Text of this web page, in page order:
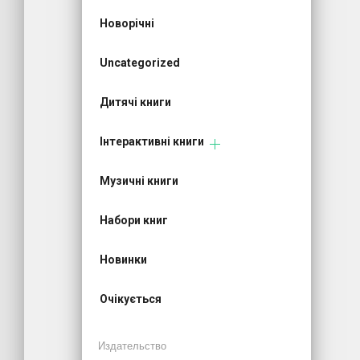
Новорічні
Uncategorized
Дитячі книги
Інтерактивні книги
Музичні книги
Набори книг
Новинки
Очікується